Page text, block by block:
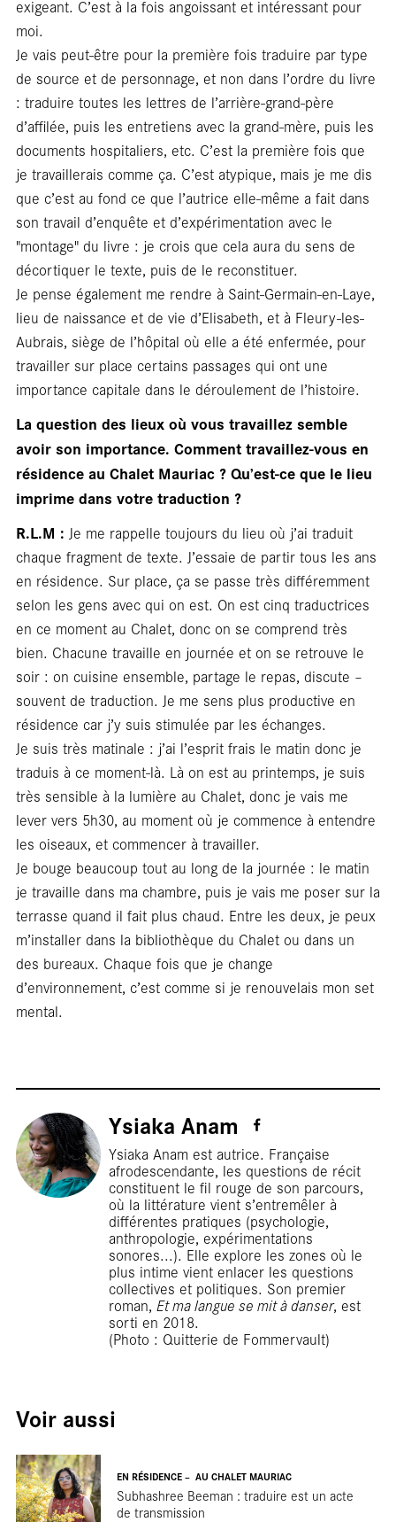
exigeant. C’est à la fois angoissant et intéressant pour
moi.
Je vais peut-être pour la première fois traduire par type
de source et de personnage, et non dans l’ordre du livre
: traduire toutes les lettres de l’arrière-grand-père
d’affilée, puis les entretiens avec la grand-mère, puis les
documents hospitaliers, etc. C’est la première fois que
je travaillerais comme ça. C’est atypique, mais je me dis
que c’est au fond ce que l’autrice elle-même a fait dans
son travail d’enquête et d’expérimentation avec le
"montage" du livre : je crois que cela aura du sens de
décortiquer le texte, puis de le reconstituer.
Je pense également me rendre à Saint-Germain-en-Laye,
lieu de naissance et de vie d’Elisabeth, et à Fleury-les-
Aubrais, siège de l’hôpital où elle a été enfermée, pour
travailler sur place certains passages qui ont une
importance capitale dans le déroulement de l’histoire.
La question des lieux où vous travaillez semble
avoir son importance. Comment travaillez-vous en
résidence au Chalet Mauriac ? Qu’est-ce que le lieu
imprime dans votre traduction ?
R.L.M : Je me rappelle toujours du lieu où j’ai traduit
chaque fragment de texte. J’essaie de partir tous les ans
en résidence. Sur place, ça se passe très différemment
selon les gens avec qui on est. On est cinq traductrices
en ce moment au Chalet, donc on se comprend très
bien. Chacune travaille en journée et on se retrouve le
soir : on cuisine ensemble, partage le repas, discute –
souvent de traduction. Je me sens plus productive en
résidence car j’y suis stimulée par les échanges.
Je suis très matinale : j’ai l’esprit frais le matin donc je
traduis à ce moment-là. Là on est au printemps, je suis
très sensible à la lumière au Chalet, donc je vais me
lever vers 5h30, au moment où je commence à entendre
les oiseaux, et commencer à travailler.
Je bouge beaucoup tout au long de la journée : le matin
je travaille dans ma chambre, puis je vais me poser sur la
terrasse quand il fait plus chaud. Entre les deux, je peux
m’installer dans la bibliothèque du Chalet ou dans un
des bureaux. Chaque fois que je change
d’environnement, c’est comme si je renouvelais mon set
mental.
Ysiaka Anam
Ysiaka Anam est autrice. Française
afrodescendante, les questions de récit
constituent le fil rouge de son parcours,
où la littérature vient s’entremêler à
différentes pratiques (psychologie,
anthropologie, expérimentations
sonores...). Elle explore les zones où le
plus intime vient enlacer les questions
collectives et politiques. Son premier
roman, Et ma langue se mit à danser, est
sorti en 2018.
(Photo : Quitterie de Fommervault)
Voir aussi
EN RÉSIDENCE AU CHALET MAURIAC
Subhashree Beeman : traduire est un acte
de transmission